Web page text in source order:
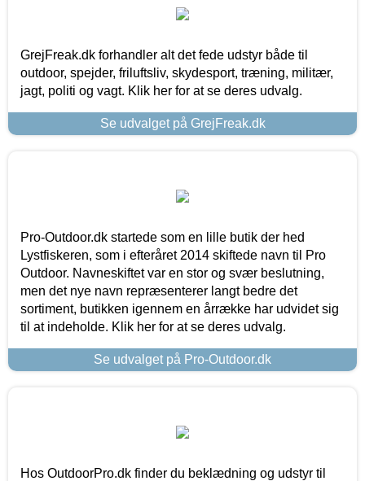
GrejFreak.dk forhandler alt det fede udstyr både til
outdoor, spejder, friluftsliv, skydesport, træning, militær,
jagt, politi og vagt. Klik her for at se deres udvalg.
Se udvalget på GrejFreak.dk
Pro-Outdoor.dk startede som en lille butik der hed
Lystfiskeren, som i efteråret 2014 skiftede navn til Pro
Outdoor. Navneskiftet var en stor og svær beslutning,
men det nye navn repræsenterer langt bedre det
sortiment, butikken igennem en årrække har udvidet sig
til at indeholde. Klik her for at se deres udvalg.
Se udvalget på Pro-Outdoor.dk
Hos OutdoorPro.dk finder du beklædning og udstyr til